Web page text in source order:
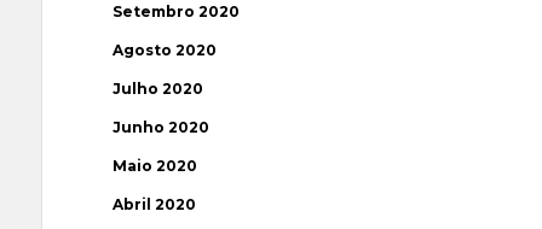
Setembro 2020
Agosto 2020
Julho 2020
Junho 2020
Maio 2020
Abril 2020